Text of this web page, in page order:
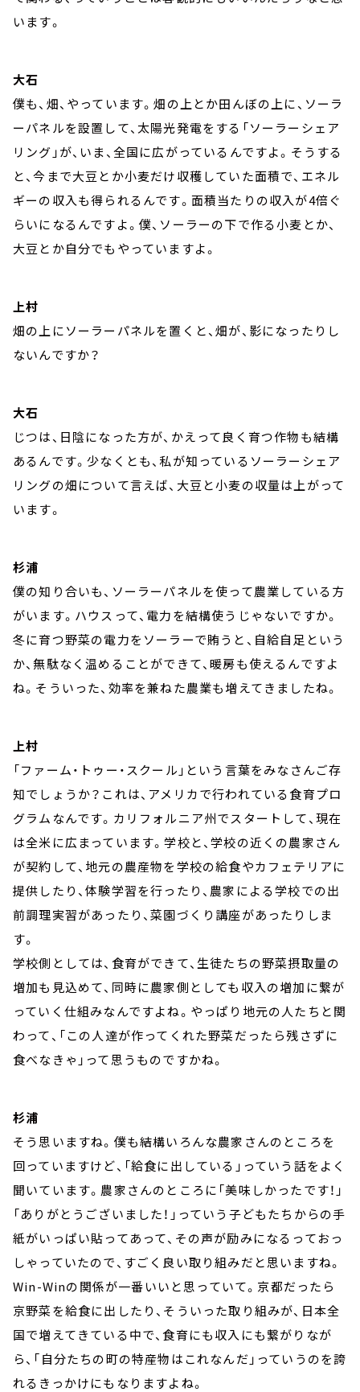
います。
大石
僕も、畑、やっています。畑の上とか田んぼの上に、ソーラ
ーパネルを設置して、太陽光発電をする「ソーラーシェア
リング」が、いま、全国に広がっているんですよ。そうする
と、今まで大豆とか小麦だけ収穫していた面積で、エネル
ギーの収入も得られるんです。面積当たりの収入が4倍ぐ
らいになるんですよ。僕、ソーラーの下で作る小麦とか、
大豆とか自分でもやっていますよ。
上村
畑の上にソーラーパネルを置くと、畑が、影になったりし
ないんですか？
大石
じつは、日陰になった方が、かえって良く育つ作物も結構
あるんです。少なくとも、私が知っているソーラーシェア
リングの畑について言えば、大豆と小麦の収量は上がって
います。
杉浦
僕の知り合いも、ソーラーパネルを使って農業している方
がいます。ハウスって、電力を結構使うじゃないですか。
冬に育つ野菜の電力をソーラーで賄うと、自給自足という
か、無駄なく温めることができて、暖房も使えるんですよ
ね。そういった、効率を兼ねた農業も増えてきましたね。
上村
「ファーム・トゥー・スクール」という言葉をみなさんご存
知でしょうか？これは、アメリカで行われている食育プロ
グラムなんです。カリフォルニア州でスタートして、現在
は全米に広まっています。学校と、学校の近くの農家さん
が契約して、地元の農産物を学校の給食やカフェテリアに
提供したり、体験学習を行ったり、農家による学校での出
前調理実習があったり、菜園づくり講座があったりしま
す。
学校側としては、食育ができて、生徒たちの野菜摂取量の
増加も見込めて、同時に農家側としても収入の増加に繋が
っていく仕組みなんですよね。やっぱり地元の人たちと関
わって、「この人達が作ってくれた野菜だったら残さずに
食べなきゃ」って思うものですかね。
杉浦
そう思いますね。僕も結構いろんな農家さんのところを
回っていますけど、「給食に出している」っていう話をよく
聞いています。農家さんのところに「美味しかったです！」
「ありがとうございました！」っていう子どもたちからの手
紙がいっぱい貼ってあって、その声が励みになるっておっ
しゃっていたので、すごく良い取り組みだと思いますね。
Win-Winの関係が一番いいと思っていて。京都だったら
京野菜を給食に出したり、そういった取り組みが、日本全
国で増えてきている中で、食育にも収入にも繋がりなが
ら、「自分たちの町の特産物はこれなんだ」っていうのを誇
れるきっかけにもなりますよね。